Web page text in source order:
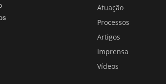
Atuação
Processos
Artigos
Imprensa
Vídeos